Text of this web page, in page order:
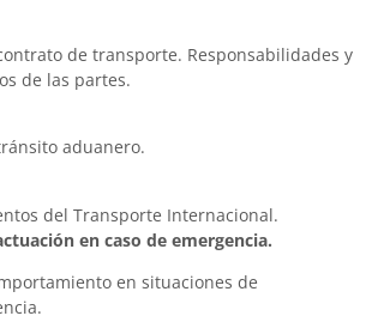
de transporte. Responsabilidades y
de las partes.
aduanero.
del Transporte Internacional.
en caso de emergencia.
en situaciones de